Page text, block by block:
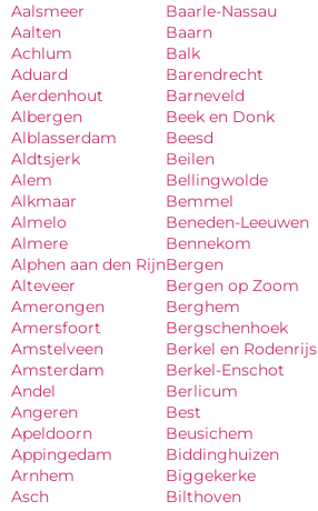
Aalsmeer
Aalten
Achlum
Aduard
Aerdenhout
Albergen
Alblasserdam
Aldtsjerk
Alem
Alkmaar
Almelo
Almere
Alphen aan den Rijn
Alteveer
Amerongen
Amersfoort
Amstelveen
Amsterdam
Andel
Angeren
Apeldoorn
Appingedam
Arnhem
Asch
Baarle-Nassau
Baarn
Balk
Barendrecht
Barneveld
Beek en Donk
Beesd
Beilen
Bellingwolde
Bemmel
Beneden-Leeuwen
Bennekom
Bergen
Bergen op Zoom
Berghem
Bergschenhoek
Berkel en Rodenrijs
Berkel-Enschot
Berlicum
Best
Beusichem
Biddinghuizen
Biggekerke
Bilthoven